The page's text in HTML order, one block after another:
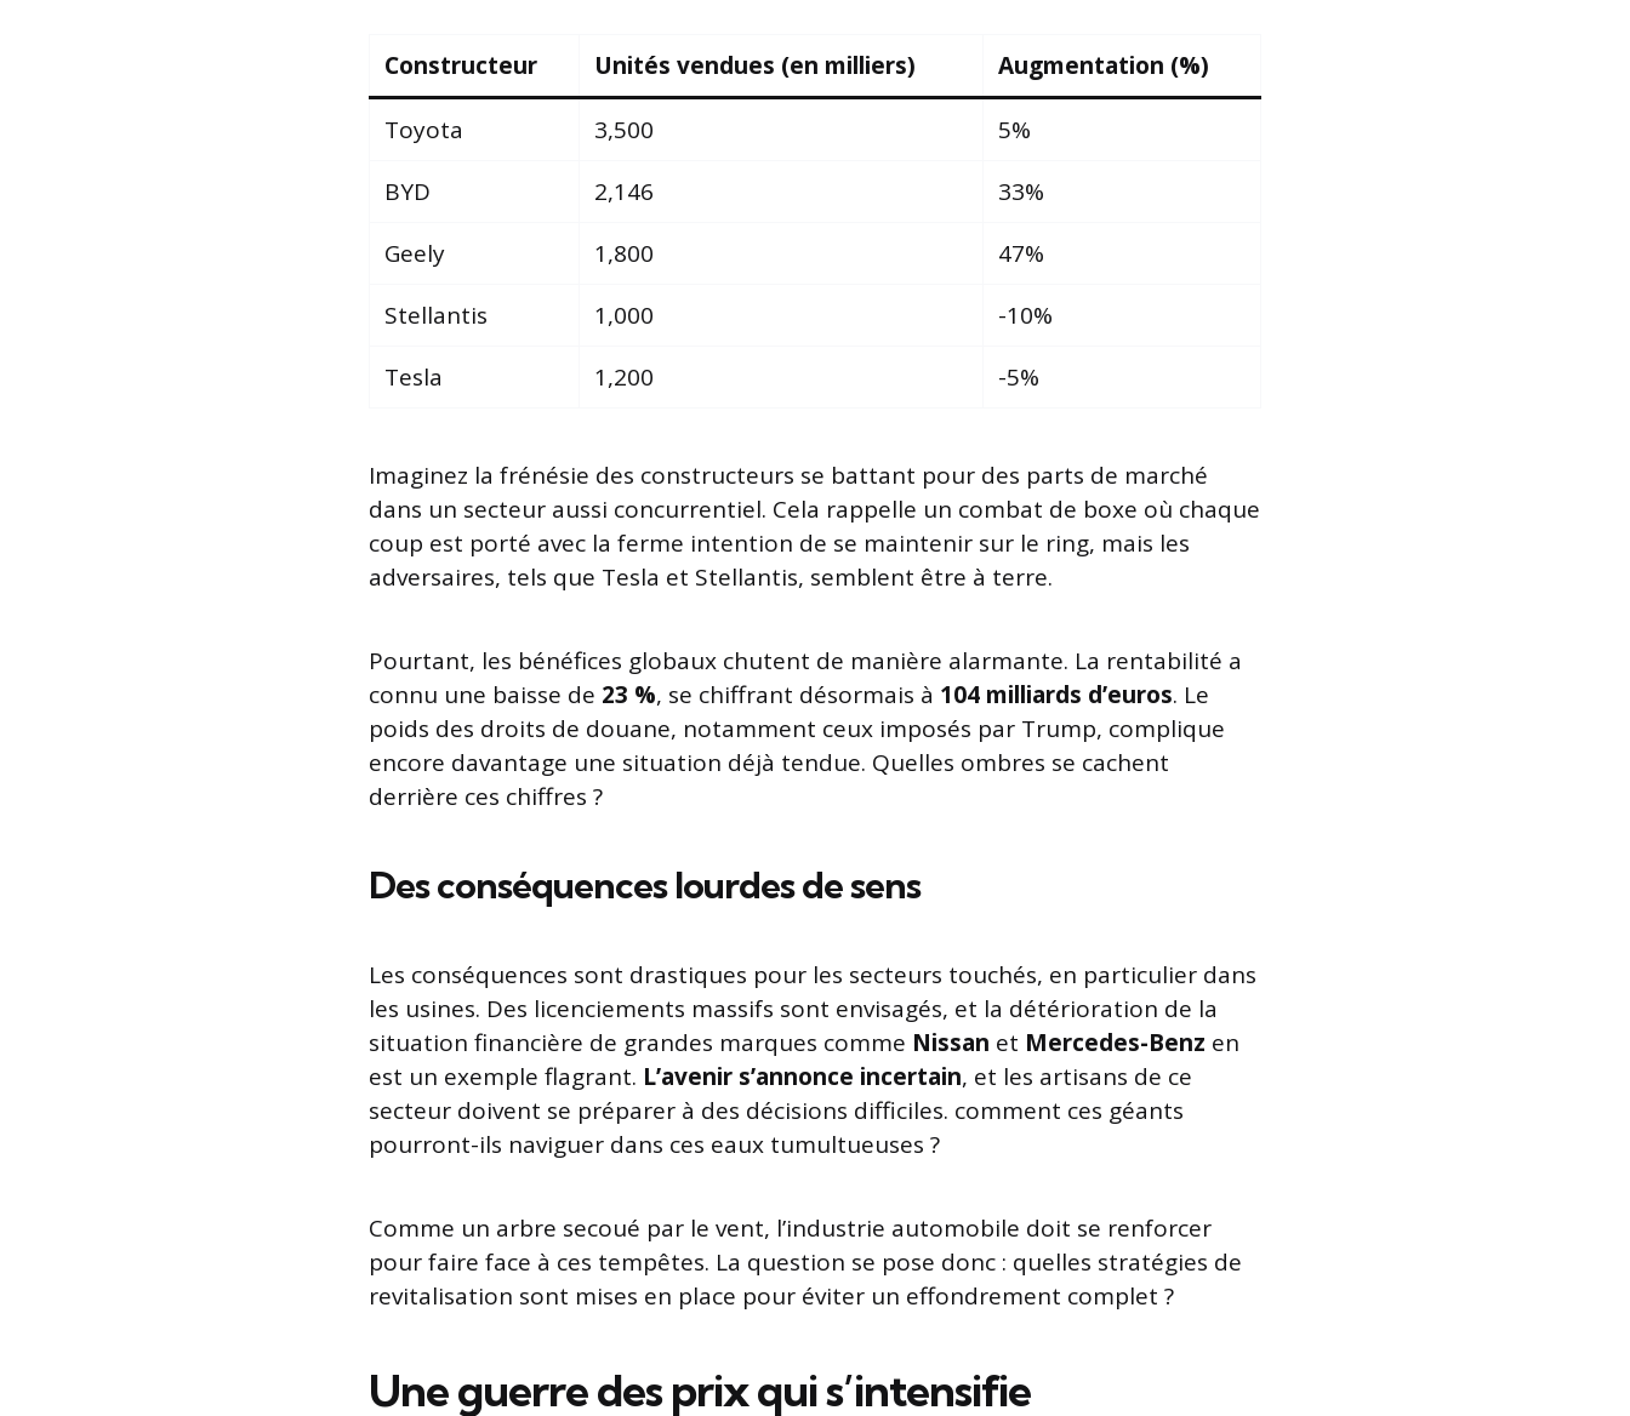
Constructeur Unités vendues (en milliers) Augmentation (%)
Toyota 3,500
5%
BYD
2,146
33%
Geely
1,800
47%
Stellantis
1,000
-10%
Tesla
1,200 -5%
Imaginez la frénésie des constructeurs se battant pour des parts de marché
dans un secteur aussi concurrentiel. Cela rappelle un combat de boxe où chaque
coup est porté avec la ferme intention de se maintenir sur le ring, mais les
adversaires, tels que Tesla et Stellantis, semblent être à terre.
Pourtant, les bénéfices globaux chutent de manière alarmante. La rentabilité a
connu une baisse de 23 %, se chiffrant désormais à 104 milliards d’euros. Le
poids des droits de douane, notamment ceux imposés par Trump, complique
encore davantage une situation déjà tendue. Quelles ombres se cachent
derrière ces chiffres ?
Des conséquences lourdes de sens
Les conséquences sont drastiques pour les secteurs touchés, en particulier dans
les usines. Des licenciements massifs sont envisagés, et la détérioration de la
situation financière de grandes marques comme Nissan et Mercedes-Benz en
est un exemple flagrant. L’avenir s’annonce incertain, et les artisans de ce
secteur doivent se préparer à des décisions difficiles. comment ces géants
pourront-ils naviguer dans ces eaux tumultueuses ?
Comme un arbre secoué par le vent, l’industrie automobile doit se renforcer
pour faire face à ces tempêtes. La question se pose donc : quelles stratégies de
revitalisation sont mises en place pour éviter un effondrement complet ?
Une guerre des prix qui s’intensifie